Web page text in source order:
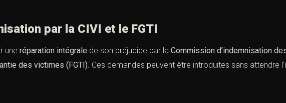
par la CIVI et le FGTI
une réparation intégrale de son préjudice par la Commission d’indemnisation
des victimes (FGTI). Ces demandes peuvent être introduites sans attendre